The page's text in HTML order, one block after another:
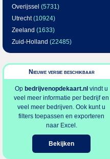
Overijssel (5731)
Utrecht(10924)
Zeeland (1633)
Zuid-Holland (22485)
Nieuwe versie beschikbaar
Op bedrijvenopdekaart.nl vindt u
veel meer informatie per bedrijf en
veel meer bedrijven. Ook kunt u
filters toepassen en exporteren
naar Excel.
Bekijken